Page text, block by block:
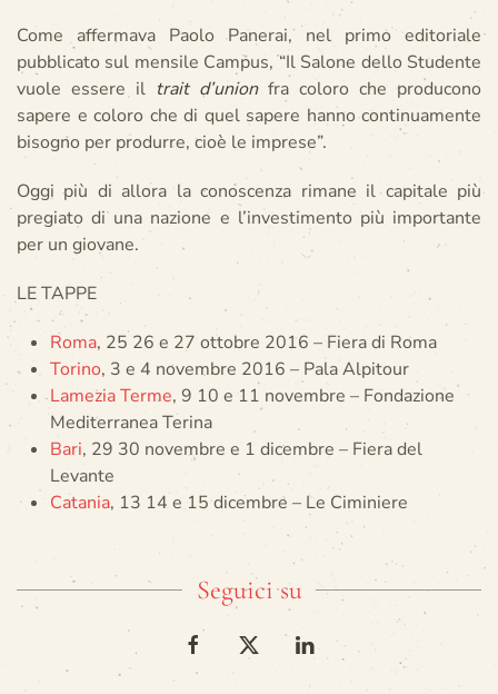
Come affermava Paolo Panerai, nel primo editoriale
pubblicato sul mensile Campus, “Il Salone dello Studente
vuole essere il trait d’unionfra coloro che producono
sapere e coloro che di quel sapere hanno continuamente
bisogno per produrre, cioè le imprese”.
Oggi più di allora la conoscenza rimane il capitale più
pregiato di una nazione e l’investimento più importante
per un giovane.
LE TAPPE
Roma, 25 26 e 27 ottobre 2016 – Fiera di Roma
Torino, 3 e 4 novembre 2016 – Pala Alpitour
Lamezia Terme, 9 10 e 11 novembre – Fondazione
Mediterranea Terina
Bari, 29 30 novembre e 1 dicembre – Fiera del
Levante
Catania, 13 14 e 15 dicembre – Le Ciminiere
Seguici su